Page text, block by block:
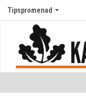
Tipspromenad